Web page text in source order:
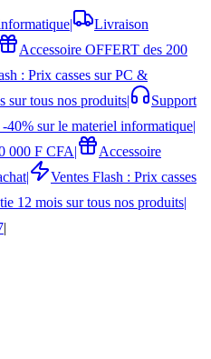
|
Livraison
Accessoire OFFERT des 200
: Prix casses sur PC &
sur tous nos produits|
Support
-40% sur le materiel informatique|
000 F CFA|
Accessoire
|
Ventes Flash : Prix casses
12 mois sur tous nos produits|
|